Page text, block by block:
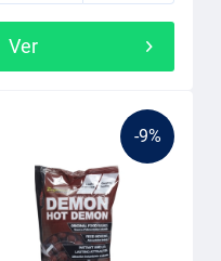
Ver
-9%